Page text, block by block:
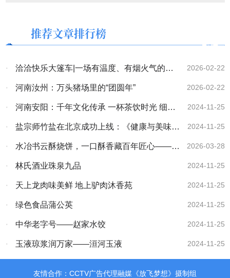
推荐文章排行榜
·
洽洽快乐大篷车|一场有温度、有烟火气的新
年营销实践
2026-02-22
· 河南汝州：万头猪场里的“团圆年” 2026-02-22
·
河南安阳：千年文化传承 一杯茶饮时光 细品
汉字茶韵 领略字都之美
2024-11-25
·
盐宗师竹盐在北京成功上线：《健康与美味的
崭新篇章》
2024-11-25
·
水冶书云酥烧饼，一口酥香藏百年匠心——热
烈祝贺水冶书云酥烧饼被推选为全国“百佳地方
2026-03-28
· 林氏酒业珠泉九品 2024-11-25
· 天上龙肉味美鲜 地上驴肉沐香苑 2024-11-25
· 绿色食品蒲公英 2024-11-25
· 中华老字号——赵家水饺 2024-11-25
· 玉液琼浆润万家——洹河玉液 2024-11-25
友情合作：CCTV广告代理融媒《放飞梦想》摄制组